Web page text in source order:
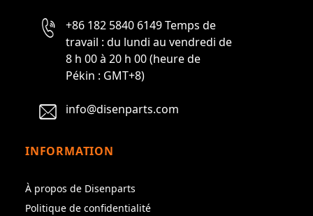
+86 182 5840 6149 Temps de
travail : du lundi au vendredi de
8 h 00 à 20 h 00 (heure de
Pékin : GMT+8)
info@disenparts.com
INFORMATION
À propos de Disenparts
Politique de confidentialité